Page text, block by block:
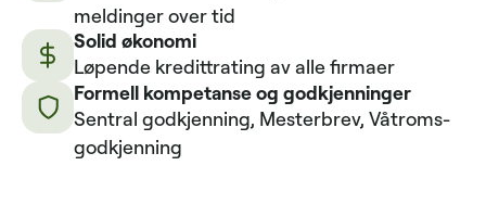
meldinger over tid
Solid økonomi
Løpende kredittrating av alle firmaer
Formell kompetanse og godkjenninger
Sentral godkjenning, Mesterbrev, Våtroms­
godkjenning